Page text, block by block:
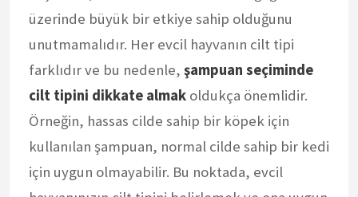
üzerinde büyük bir etkiye sahip olduğunu
unutmamalıdır. Her evcil hayvanın cilt tipi
farklıdır ve bu nedenle, şampuan seçiminde
cilt tipini dikkate almak oldukça önemlidir.
Örneğin, hassas cilde sahip bir köpek için
kullanılan şampuan, normal cilde sahip bir kedi
için uygun olmayabilir. Bu noktada, evcil